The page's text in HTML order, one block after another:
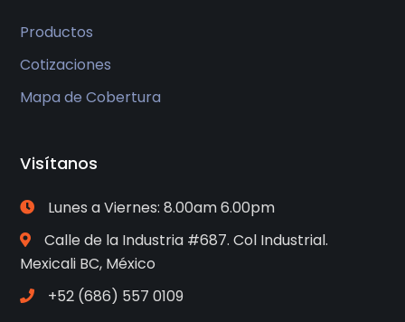
Productos
Cotizaciones
Mapa de Cobertura
Visítanos
Lunes a Viernes: 8.00am 6.00pm
Calle de la Industria #687. Col Industrial.
Mexicali BC, México
+52 (686) 557 0109